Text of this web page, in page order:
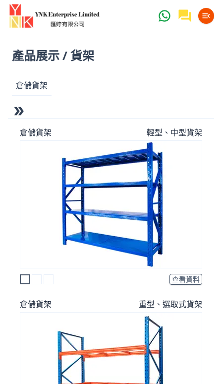
產品展示 / 貨架
倉儲貨架
倉儲貨架 輕型、中型貨架
查看資料
倉儲貨架 重型、選取式貨架